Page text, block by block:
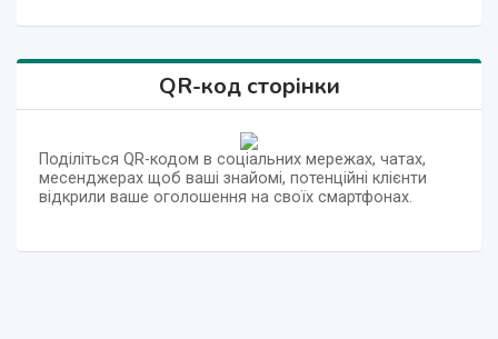
QR-код сторінки
Поділіться QR-кодом в соціальних мережах, чатах,
месенджерах щоб ваші знайомі, потенційні клієнти
відкрили ваше оголошення на своїх смартфонах.